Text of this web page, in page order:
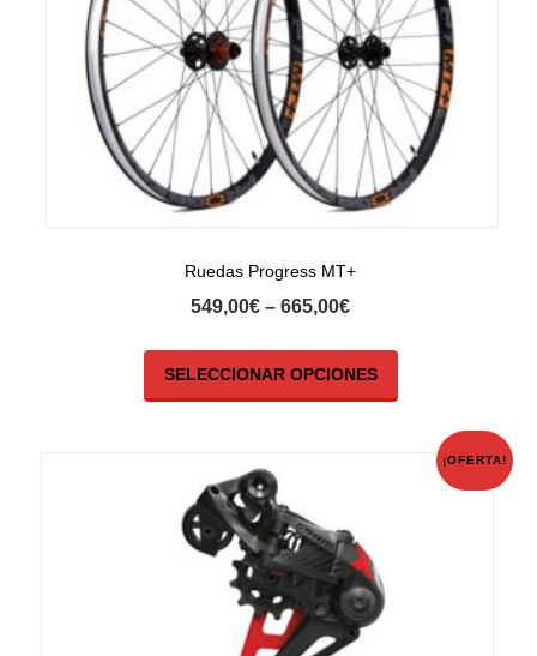
Ruedas Progress MT+
549,00€ –665,00€
SELECCIONAR OPCIONES
¡OFERTA!